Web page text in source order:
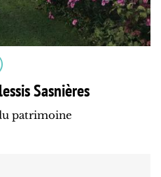
Sasnières
patrimoine